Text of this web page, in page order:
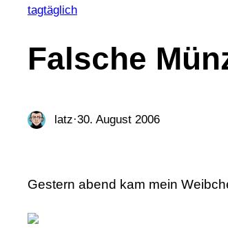
tagtäglich
Falsche
latz·30. August 2006
Gestern abend kam mein